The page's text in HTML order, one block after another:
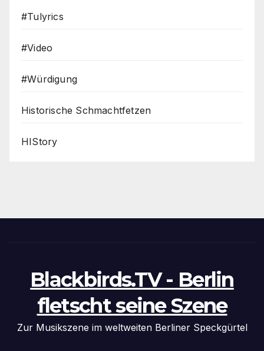
#Tulyrics
#Video
#Würdigung
Historische Schmachtfetzen
HIStory
Blackbirds.TV - Berlin
fletscht seine Szene
Zur Musikszene im weltweiten Berliner Speckgürtel